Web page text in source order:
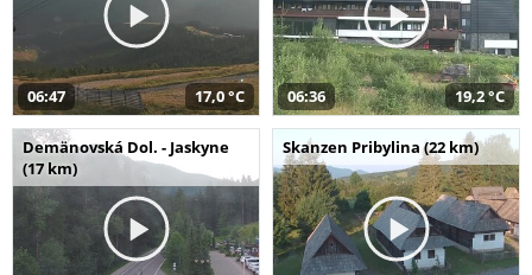
06:47 17,0 °C 06:36 19,2 °C
Demänovská Dol. - Jaskyne
(17 km)
Skanzen Pribylina (22 km)